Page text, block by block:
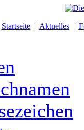
Startseite| Aktuelles|